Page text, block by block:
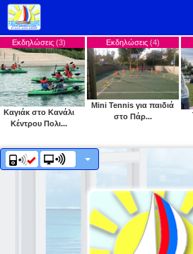
(3)
Κανάλι
Εκδηλώσεις(4)
Mini Tennis για παιδιά
στο Πάρ...
Tai Chi
Κέντρου